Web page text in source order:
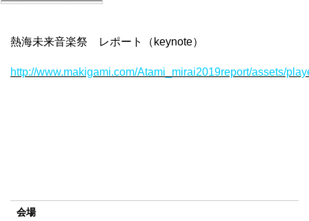
熱海未来音楽祭 レポート（keynote）
http://www.makigami.com/Atami_mirai2019report/assets/
会場